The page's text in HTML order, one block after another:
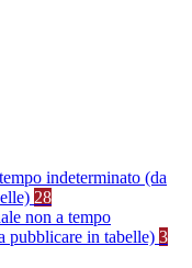
indeterminato (da
28
non a tempo
pubblicare in tabelle) 3